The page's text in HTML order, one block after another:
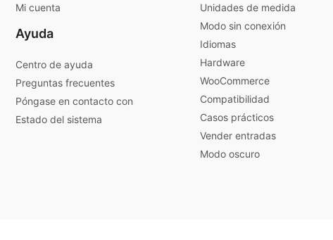
Mi cuenta
Ayuda
Centro de ayuda
Preguntas frecuentes
Póngase en contacto con
Estado del sistema
Unidades de medida
Modo sin conexión
Idiomas
Hardware
WooCommerce
Compatibilidad
Casos prácticos
Vender entradas
Modo oscuro